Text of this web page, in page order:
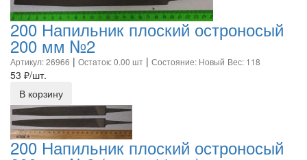
200 Напильник плоский остроносый
200 мм №2
Артикул: 26966 | Остаток: 0.00 шт | Состояние: Новый Вес: 118
53 ₽/шт.
В корзину
200 Напильник плоский остроносый